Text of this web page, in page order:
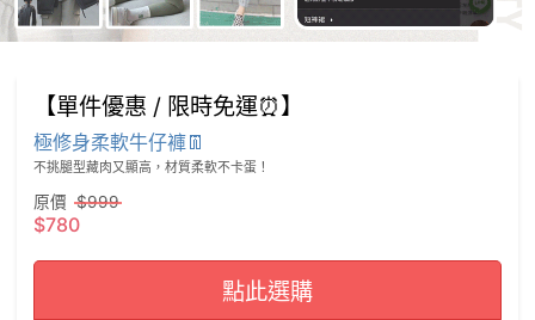
【單件優惠 / 限時免運⏰】
極修身柔軟牛仔褲👖
不挑腿型藏肉又顯高，材質柔軟不卡蛋！
原價 $999
$780
點此選購